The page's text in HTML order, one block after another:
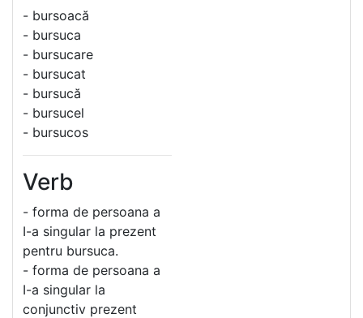
- bursoacă
- bursuca
- bursucare
- bursucat
- bursucă
- bursucel
- bursucos
Verb
- forma de persoana a
I-a singular la prezent
pentru bursuca.
- forma de persoana a
I-a singular la
conjunctiv prezent